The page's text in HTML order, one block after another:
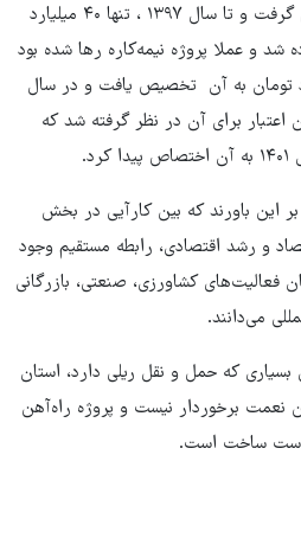
این پروژه در سال ۹۰ ردیف ملی گرفت و تا سال ۱۳۹۷ ، تنها ۴۰ میلیارد
شد و عملا پروژه نیمه‌کاره رها شده بود
۱۳۹۸ نیز ۷۸ میلیارد تومان به آن تخصیص یافت و در سال
میلیارد تومان اعتبار برای آن در نظر گرفته شد که
باورند که بین کارآیی در بخش
و رشد اقتصادی، رابطه مستقیم وجود
فعالیت‌های کشاورزی، صنعتی، بازرگانی
می‌دانند.
که حمل و نقل ریلی دارد، استان
نعمت برخوردار نیست و پروژه راه‌آهن
دست ساخت است.